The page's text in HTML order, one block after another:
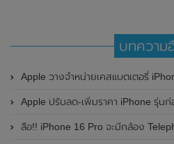
บทความ
Apple วางจำหน่ายเคสแบตเตอรี่
Apple ปรับลด-เพิ่มราคา iPhone รุ่นก่อน , บางรุ่นก็เลิกจำหน่าย ห
ลือ!! iPhone 16 Pro จะมีกล้อง Telephoto ซูม